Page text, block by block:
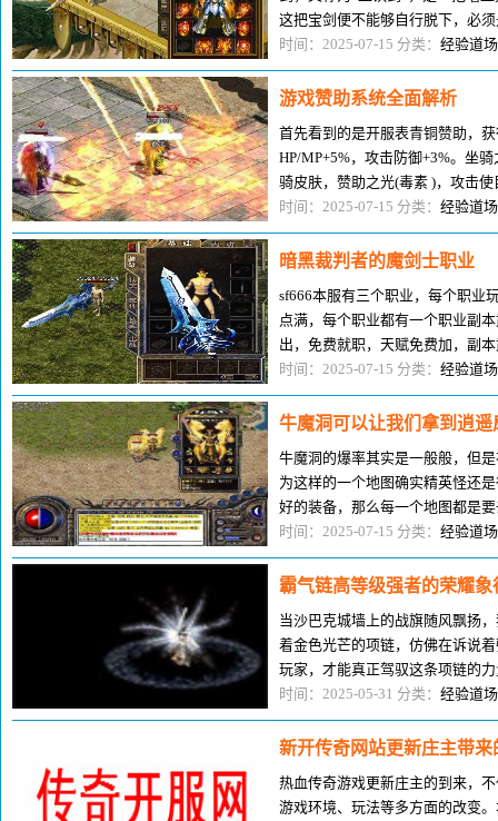
这把宝剑便不能够自行脱下，必
同时，手持这把宝剑的玩家也充
时间：2025-07-15 分类： 经验道场
游戏赞助系统全面解析
首先看到的是开服表青铜赞助，
HP/MP+5%，攻击防御+3%。坐
骑皮肤，赞助之光(毒素 )，攻击
助，爆率+10%，HP/MP+10%，
时间：2025-07-15 分类： 经验道场
暗黑裁判者的魔剑士职业
sf666本服有三个职业，每个职业
点满，每个职业都有一个职业副
出，免费就职，天赋免费加，副
性，攻击：111-111，体力值：
时间：2025-07-15 分类： 经验道场
牛魔洞可以让我们拿到逍遥
牛魔洞的爆率其实是一般般，但
为这样的一个地图确实精英怪还
好的装备，那么每一个地图都是
拿到好的装备。而且牛魔洞本身就
时间：2025-07-15 分类： 经验道场
霸气链高等级强者的荣耀象
当沙巴克城墙上的战旗随风飘扬
着金色光芒的项链，仿佛在诉说
玩家，才能真正驾驭这条项链的
气链冲锋在前，他的每一次攻击都
时间：2025-05-31 分类： 经验道场
新开传奇网站更新庄主带来
热血传奇游戏更新庄主的到来，
游戏环境、玩法等多方面的改变